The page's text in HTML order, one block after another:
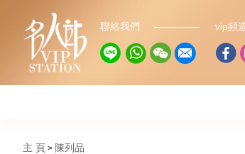
聯絡我們 vip頻
主 頁 陳列品